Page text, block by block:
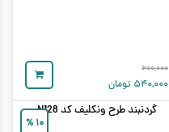
۶۰۰,۰۰۰
۵۴۰,۰۰۰ تومان
۱۰ %
گردنبند طرح ونکلیف کد N128